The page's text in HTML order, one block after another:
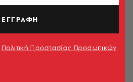
ΕΓΓΡΑΦΗ
Πολιτική Προστασίας Προσωπικών